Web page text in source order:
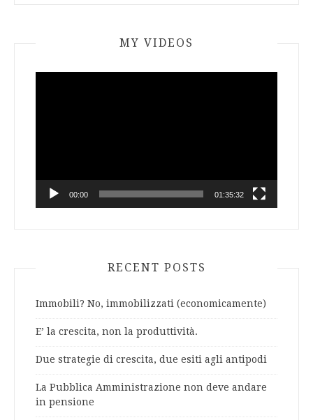
MY VIDEOS
00:00 01:35:32
RECENT POSTS
Immobili? No, immobilizzati (economicamente)
E’ la crescita, non la produttività.
Due strategie di crescita, due esiti agli antipodi
La Pubblica Amministrazione non deve andare
in pensione